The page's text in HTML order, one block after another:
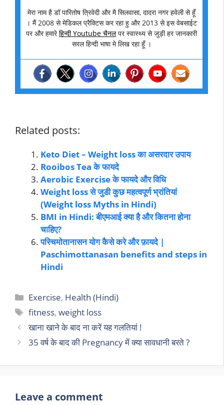
मेरा नाम है डॉ पारितोष त्रिवेदी और मै सिलवासा, दादरा नगर हवेली से हूँ
। मैं 2008 से मेडिकल प्रैक्टिस कर रहा हु और 2013 से इस वेबसाईट
पर और हमारेहिन्दी Youtube चैनलपर स्वास्थ्य से जुड़ी हर जानकारी
सरल हिन्दी भाषा मे लिख रहा हूँ ।
Related posts:
Keto Diet – Weight loss का असरदार उपाय
Rooibos Tea के फायदे
Aerobic Exercise के फायदे और विधि
Weight loss से जुडी कुछ महत्वपूर्ण भ्रांतियां
(Weight loss Myths in Hindi)
BMI in Hindi: बीएमआई क्या है और कितना होना
चाहिए?
पस्चिमोतानासन योग कैसे करे और फ़ायदे |
Paschimottanasan benefits and steps in
Hindi
Exercise, Health (Hindi)
fitness,weight loss
खाना खाने के बाद ना करें यह गलतियां !
35 वर्ष के बाद की Pregnancy में क्या सावधानी बरते ?
Leave a comment